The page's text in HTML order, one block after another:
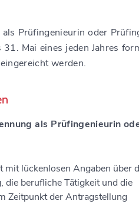
Prüfingenieurin oder
Mai eines jeden Jahres
werden.
als Prüfingenieurin
mit lückenlosen Angaben über
die berufliche Tätigkeit und die
Zeitpunkt der Antragstellung